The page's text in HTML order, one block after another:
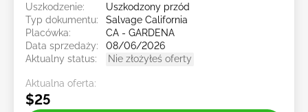
Uszkodzenie:
Uszkodzony przód
Typ dokumentu:
Salvage California
Placówka:
CA - GARDENA
Data sprzedaży:
08/06/2026
Aktualny status:
Nie złożyłeś oferty
Aktualna oferta:
$25